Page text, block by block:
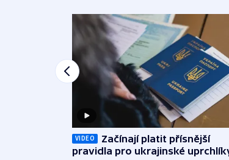
VIDEO
Začínají platit přísnější
pravidla pro ukrajinské